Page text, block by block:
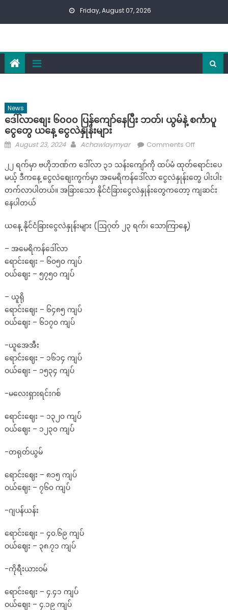
Friday, August 07, 2026
News
ဒေါ်လာစျေး ၆၀၀၀ ပြန်ကျော်နေပြီး ဘတ်၊ ယွမ်နဲ့ စင်္ကာပူ
ငွေတွေ ယနေ့ ငွေလဲနှုန်းများ
Posted
August 23, 2024 Author
Achawlaymyar Comments Offon
လာ
စျေး
၆၀၀၀
၂၂ ရက်မှာ ဗဟိုဘဏ်က ဒေါ်လာ ၃၁ သန်းကျော်ကို ထပ်မံ ထုတ်ရောင်းပေ
မယ့် ဒီကနေ့ ငွေလဲစျေးကွက်မှာ အမေရိကန်ဒေါ်လာ ငွေလဲနှုန်းတွေ ပါးပါး
တက်လာပါတယ်။ အခြားသော နိုင်ငံခြားငွေလဲနှုန်းတွေကတော့ ကျဆင်း
နေပါတယ်
ယနေ့ နိုင်ငံခြားငွေလဲနှုန်းများ (ဩဂုတ် ၂၃ ရက်၊ သောကြာနေ့)
– အမေရိကန်ဒေါ်လာ‌
ရောင်းဈေး – ၆၀၅၀ ကျပ်
ဝယ်ဈေး – ၅၇၅၀ ကျပ်
– ယူရို
ရောင်းဈေး – ၆၄၈၅ ကျပ်
ဝယ်ဈေး – ၆၁၇၀ ကျပ်
-ယူအေအီး
ရောင်းဈေး – ၁၆၁၄ ကျပ်
ဝယ်ဈေး – ၁၅၃၄ ကျပ်
-မလေးရှားရင်းဂစ်
ရောင်းဈေး – ၁၃၂၀ ကျပ်
ဝယ်ဈေး – ၁၂၃၀ ကျပ်
-တရုတ်ယွမ်
ရောင်းဈေး – ၈၁၅ ကျပ်
ဝယ်ဈေး – ၇၆၀ ကျပ်
-ဂျပန်ယန်း
ရောင်းဈေး – ၄၀.၆၉ ကျပ်
ဝယ်ဈေး – ၃၈.၇၁ ကျပ်
-ကိုရီးယားဝမ်
ရောင်းဈေး – ၄.၄၁ ကျပ်
ဝယ်ဈေး – ၄.၁၉ ကျပ်